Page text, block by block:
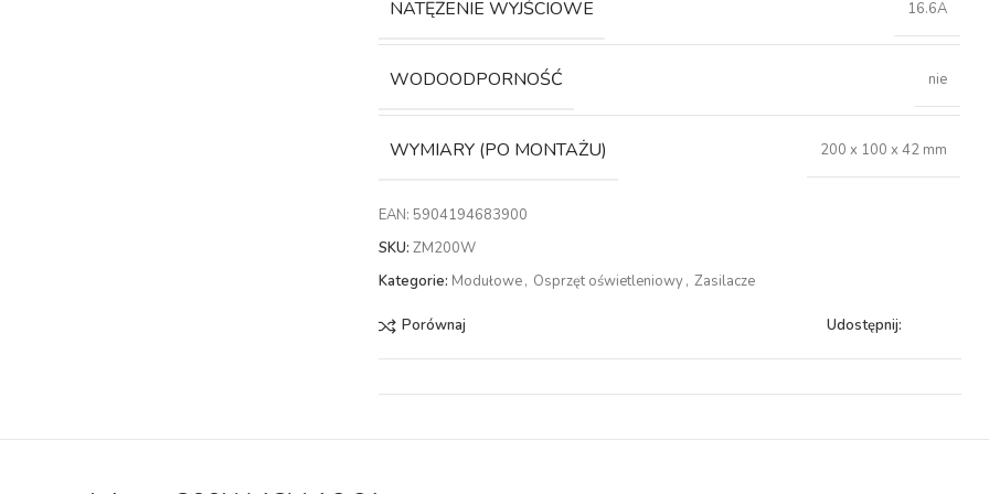
NATĘŻENIE WYJŚCIOWE 16.6A
WODOODPORNOŚĆ nie
WYMIARY (PO MONTAŻU) 200 x 100 x 42 mm
EAN: 5904194683900
SKU:ZM200W
Kategorie: Modułowe, Osprzęt oświetleniowy, Zasilacze
Porównaj Udostępnij: